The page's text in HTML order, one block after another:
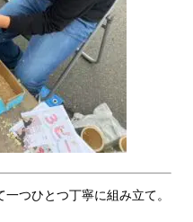
一つひとつ丁寧に組み立て。